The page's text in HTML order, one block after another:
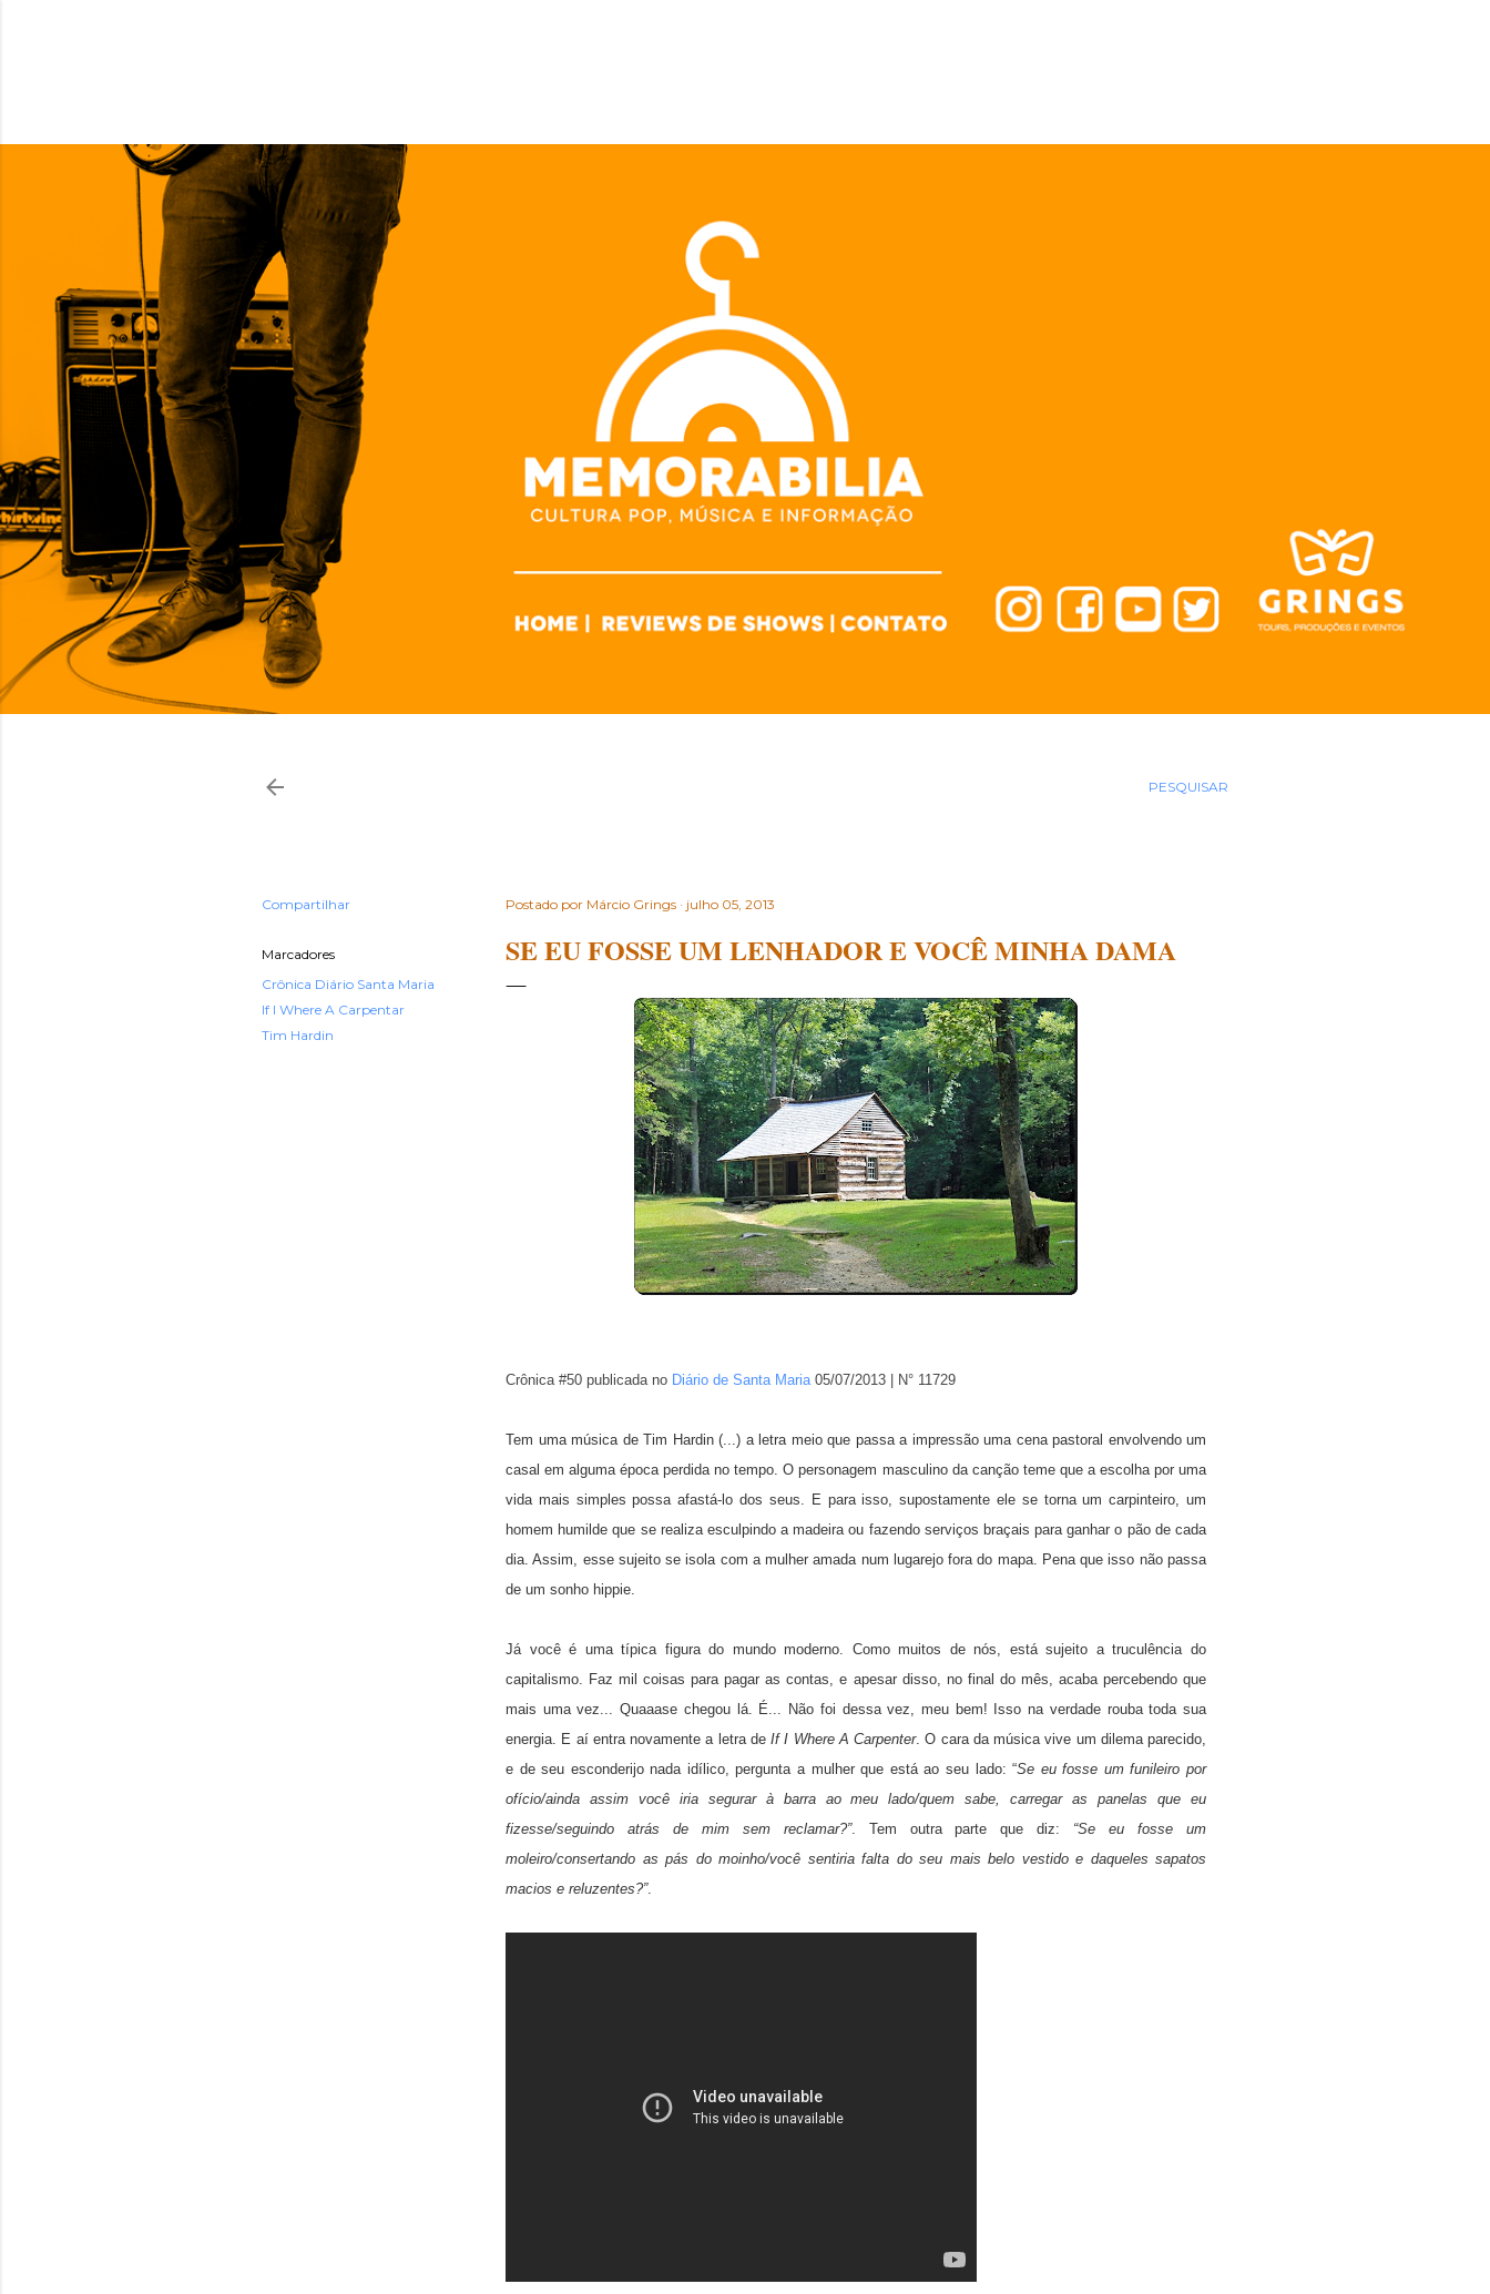
PESQUISAR
Compartilhar
Marcadores
Crônica Diário Santa Maria
If I Where A Carpentar
Tim Hardin
Postado por Márcio Grings julho 05, 2013
SE EU FOSSE UM LENHADOR E VOCÊ MINHA DAMA
Crônica #50 publicada no Diário de Santa Maria05/07/2013 | N° 11729
Tem uma música de Tim Hardin (...) a letra meio que passa a impressão uma cena pastoral envolvendo um
casal em alguma época perdida no tempo. O personagem masculino da canção teme que a escolha por uma
vida mais simples possa afastá-lo dos seus. E para isso, supostamente ele se torna um carpinteiro, um
homem humilde que se realiza esculpindo a madeira ou fazendo serviços braçais para ganhar o pão de cada
dia. Assim, esse sujeito se isola com a mulher amada num lugarejo fora do mapa. Pena que isso não passa
de um sonho hippie.
Já você é uma típica figura do mundo moderno. Como muitos de nós, está sujeito a truculência do
capitalismo. Faz mil coisas para pagar as contas, e apesar disso, no final do mês, acaba percebendo que
mais uma vez... Quaaase chegou lá. É... Não foi dessa vez, meu bem! Isso na verdade rouba toda sua
energia. E aí entra novamente a letra de If I Where A Carpenter. O cara da música vive um dilema parecido,
e de seu esconderijo nada idílico, pergunta a mulher que está ao seu lado: “Se eu fosse um funileiro por
ofício/ainda assim você iria segurar à barra ao meu lado/quem sabe, carregar as panelas que eu
fizesse/seguindo atrás de mim sem reclamar?”. Tem outra parte que diz: “Se eu fosse um
moleiro/consertando as pás do moinho/você sentiria falta do seu mais belo vestido e daqueles sapatos
macios e reluzentes?”.